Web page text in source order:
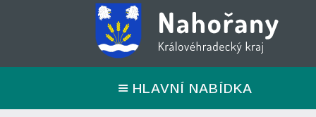
HLAVNÍ NABÍDKA